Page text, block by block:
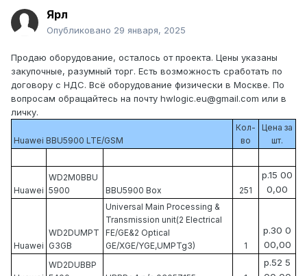
Ярл
Опубликовано 29 января, 2025
Продаю оборудование, осталось от проекта. Цены указаны
закупочные, разумный торг. Есть возможность сработать по
договору с НДС. Всё оборудование физически в Москве. По
вопросам обращайтесь на почту hwlogic.eu@gmail.com или в
личку.
Huawei BBU5900 LTE/GSM
Кол-
во
Цена за
шт.
Huawei
WD2M0BBU
5900
BBU5900 Box 251
р.15 00
0,00
Huawei
WD2DUMPT
G3GB
Universal Main Processing &
Transmission unit(2 Electrical
FE/GE&2 Optical
GE/XGE/YGE,UMPTg3)
1
р.30 0
00,00
WD2DUBBP
р.52 5